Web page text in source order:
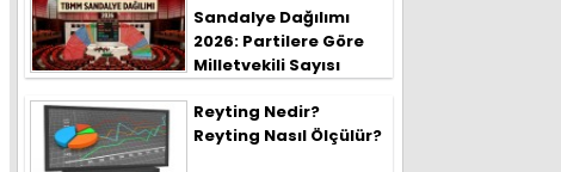
Sandalye Dağılımı
2026: Partilere Göre
Milletvekili Sayısı
Reyting Nedir?
Reyting Nasıl Ölçülür?